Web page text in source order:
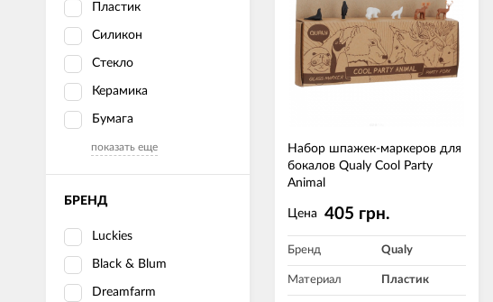
Пластик
Силикон
Стекло
Керамика
Бумага
показать еще
БРЕНД
Luckies
Black & Blum
Dreamfarm
Набор шпажек-маркеров для
бокалов Qualy Cool Party
Animal
Цена 405 грн.
Бренд Qualy
Материал Пластик